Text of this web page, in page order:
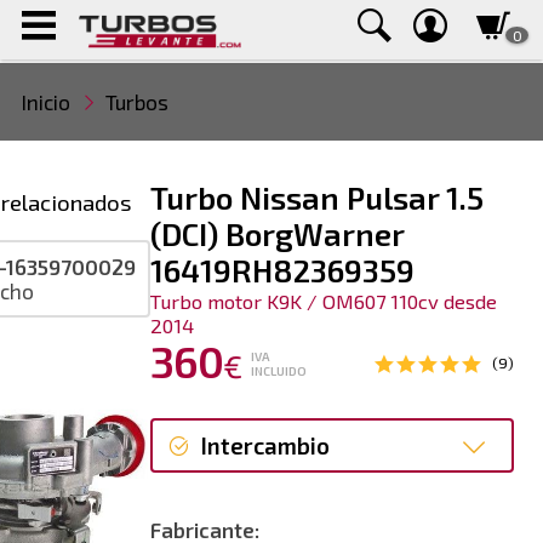
0
Inicio Turbos
Turbo Nissan Pulsar 1.5
(DCI) BorgWarner
16419RH82369359
Turbo motor K9K / OM607 110cv desde
2014
360€
IVA
INCLUIDO
(9)
Intercambio
Fabricante:
16359700029